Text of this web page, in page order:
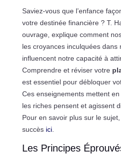
Saviez-vous que l’enfance
votre destinée financière ? T.
ouvrage, explique comment
les croyances inculquées dans
influencent notre capacité à
Comprendre et réviser votre
est essentiel pour débloquer
Ces enseignements mettent
les riches pensent et agissent
Pour en savoir plus sur le
succès ici.
Les Principes